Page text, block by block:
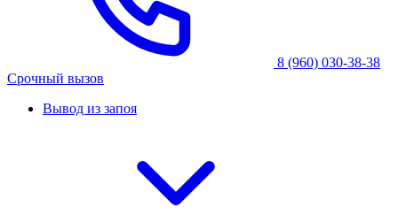
8 (960) 030-38-38
Срочный вызов
Вывод из запоя